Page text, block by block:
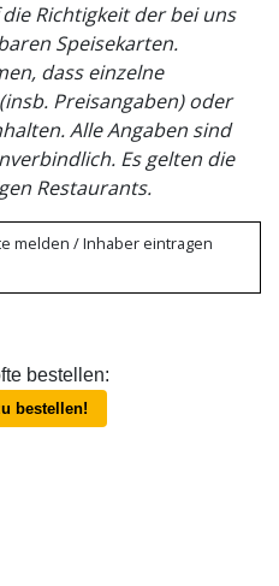
Richtigkeit der bei uns
Speisekarten.
dass einzelne
Preisangaben) oder
Alle Angaben sind
Es gelten die
Restaurants.
melden / Inhaber eintragen
bestellen:
bestellen!